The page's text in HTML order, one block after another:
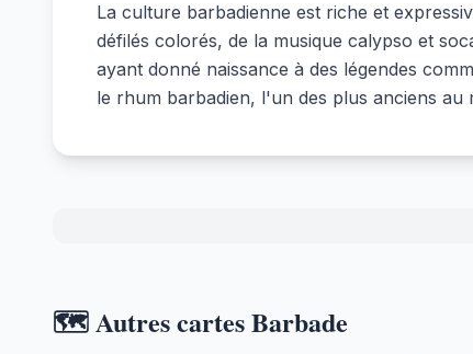
La culture barbadienne est riche et
défilés colorés, de la musique calypso et
ayant donné naissance à des légendes
le rhum barbadien, l'un des plus anciens
🗺️ Autres cartes Barbade